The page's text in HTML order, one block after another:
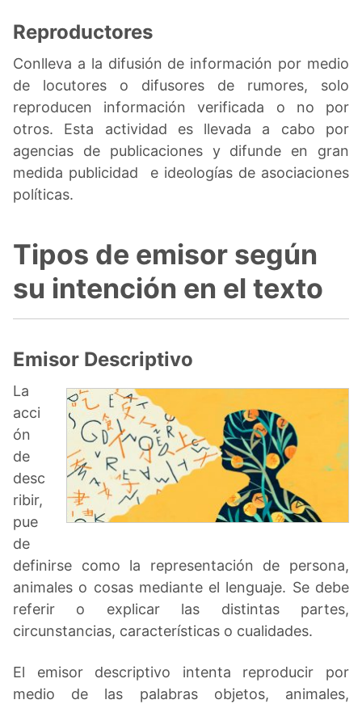
Reproductores
Conlleva a la difusión de información por medio
de locutores o difusores de rumores, solo
reproducen información verificada o no por
otros. Esta actividad es llevada a cabo por
agencias de publicaciones y difunde en gran
medida publicidad e ideologías de asociaciones
políticas.
Tipos de emisor según
su intención en el texto
Emisor Descriptivo
La
acci
ón
de
desc
ribir,
pue
de
definirse como la representación de persona,
animales o cosas mediante el lenguaje. Se debe
referir o explicar las distintas partes,
circunstancias, características o cualidades.
El emisor descriptivo intenta reproducir por
medio de las palabras objetos, animales,